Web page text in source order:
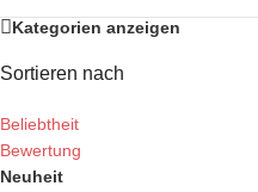
Kategorien anzeigen
Sortieren nach
Beliebtheit
Bewertung
Neuheit